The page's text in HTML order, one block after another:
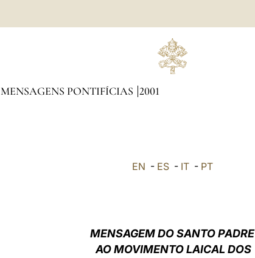
MENSAGENS PONTIFÍCIAS 2001
EN - ES- IT- PT
MENSAGEM DO SANTO PADRE
AO MOVIMENTO LAICAL DOS